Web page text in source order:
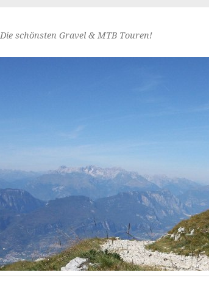
Die schönsten Gravel & MTB Touren!